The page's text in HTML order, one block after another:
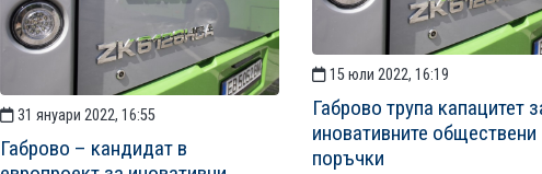
15 юли 2022, 16:19
Габрово трупа капацитет
иновативните обществени
поръчки
31 януари 2022, 16:55
Габрово – кандидат в